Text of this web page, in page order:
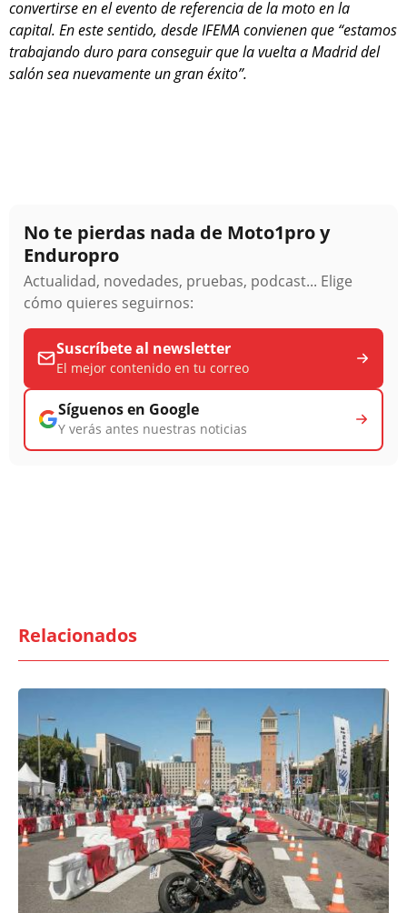
convertirse en el evento de referencia de la moto en la
capital. En este sentido, desde IFEMA convienen que “estamos
trabajando duro para conseguir que la vuelta a Madrid del
salón sea nuevamente un gran éxito”.
No te pierdas nada de Moto1pro y
Enduropro
Actualidad, novedades, pruebas, podcast... Elige
cómo quieres seguirnos:
Suscríbete al newsletter
El mejor contenido en tu correo
Síguenos en Google
Y verás antes nuestras noticias
Relacionados